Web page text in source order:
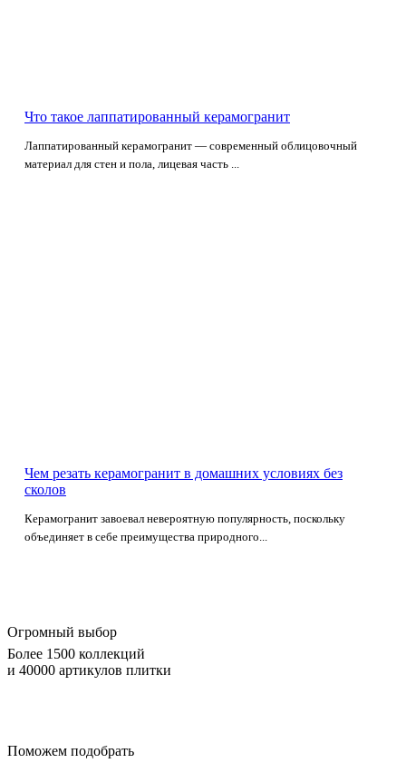
Что такое лаппатированный керамогранит
Лаппатированный керамогранит — современный облицовочный
материал для стен и пола, лицевая часть ...
Чем резать керамогранит в домашних условиях без
сколов
Керамогранит завоевал невероятную популярность, поскольку
объединяет в себе преимущества природного...
Огромный выбор
Более 1500 коллекций
и 40000 артикулов плитки
Поможем подобрать